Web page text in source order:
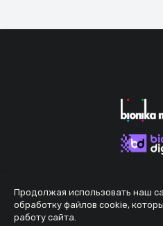
Продолжая использовать наш
обработку файлов cookie,
работу сайта.